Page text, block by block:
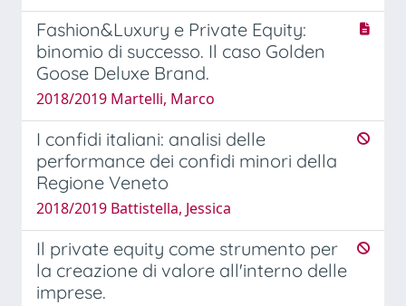
Fashion&Luxury e Private Equity:
binomio di successo. Il caso Golden
Goose Deluxe Brand.
2018/2019 Martelli, Marco
I confidi italiani: analisi delle
performance dei confidi minori della
Regione Veneto
2018/2019 Battistella, Jessica
Il private equity come strumento per
la creazione di valore all'interno delle
imprese.